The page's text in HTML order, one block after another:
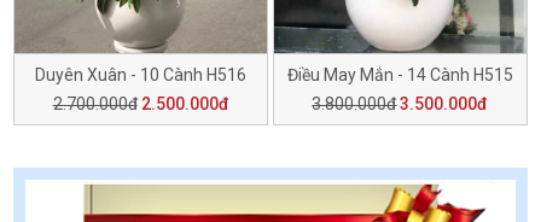
Duyên Xuân - 10 Cành H516
2.700.000đ 2.500.000đ
Điều May Mắn - 14 Cành H515
3.800.000đ3.500.000đ